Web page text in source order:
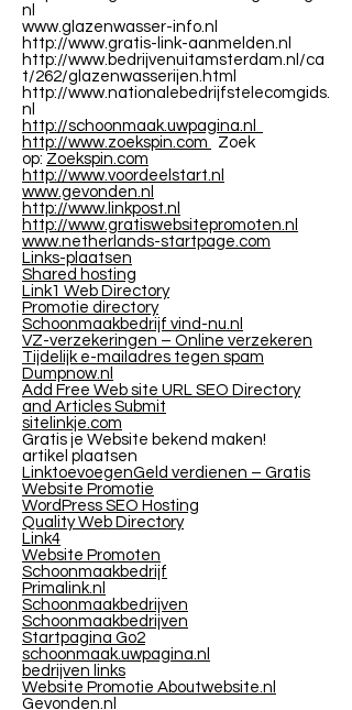
nl
www.glazenwasser-info.nl
http://www.gratis-link-aanmelden.nl
http://www.bedrijvenuitamsterdam.nl/ca
t/262/glazenwasserijen.html
http://www.nationalebedrijfstelecomgids.
nl
http://schoonmaak.uwpagina.nl
http://www.zoekspin.com
Zoek
op: Zoekspin.com
http://www.voordeelstart.nl
www.gevonden.nl
http://www.linkpost.nl
http://www.gratiswebsitepromoten.nl
www.netherlands-startpage.com
Links-plaatsen
Shared hosting
Link1 Web Directory
Promotie directory
Schoonmaakbedrijf vind-nu.nl
VZ-verzekeringen – Online verzekeren
Tijdelijk e-mailadres tegen spam
Dumpnow.nl
Add Free Web site URL SEO Directory
and Articles Submit
sitelinkje.com
Gratis je Website bekend maken!
artikel plaatsen
LinktoevoegenGeld verdienen – Gratis
Website Promotie
WordPress SEO Hosting
Quality Web Directory
Link4
Website Promoten
Schoonmaakbedrijf
Primalink.nl
Schoonmaakbedrijven
Schoonmaakbedrijven
Startpagina Go2
schoonmaak.uwpagina.nl
bedrijven links
Website Promotie Aboutwebsite.nl
Gevonden.nl